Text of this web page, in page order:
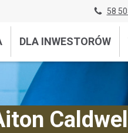
58
DLA INWESTORÓW